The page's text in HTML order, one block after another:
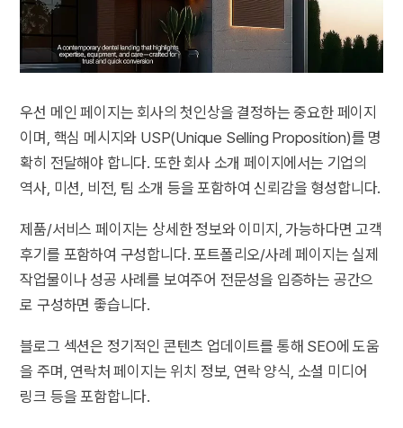
우선 메인 페이지는 회사의 첫인상을 결정하는 중요한 페이지
이며, 핵심 메시지와 USP(Unique Selling Proposition)를 명
확히 전달해야 합니다. 또한 회사 소개 페이지에서는 기업의
역사, 미션, 비전, 팀 소개 등을 포함하여 신뢰감을 형성합니다.
제품/서비스 페이지는 상세한 정보와 이미지, 가능하다면 고객
후기를 포함하여 구성합니다. 포트폴리오/사례 페이지는 실제
작업물이나 성공 사례를 보여주어 전문성을 입증하는 공간으
로 구성하면 좋습니다.
블로그 섹션은 정기적인 콘텐츠 업데이트를 통해 SEO에 도움
을 주며, 연락처 페이지는 위치 정보, 연락 양식, 소셜 미디어
링크 등을 포함합니다.